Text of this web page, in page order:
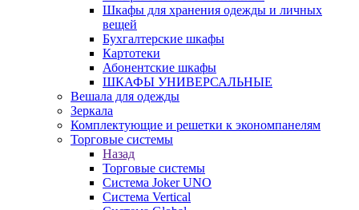
Шкафы для хранения одежды и личных
вещей
Бухгалтерские шкафы
Картотеки
Абонентские шкафы
ШКАФЫ УНИВЕРСАЛЬНЫЕ
Вешала для одежды
Зеркала
Комплектующие и решетки к экономпанелям
Торговые системы
Назад
Торговые системы
Система Joker UNO
Система Vertical